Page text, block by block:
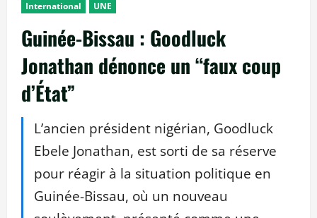
International UNE
Guinée-Bissau : Goodluck
Jonathan dénonce un “faux coup
d’État”
L’ancien président nigérian, Goodluck
Ebele Jonathan, est sorti de sa réserve
pour réagir à la situation politique en
Guinée-Bissau, où un nouveau